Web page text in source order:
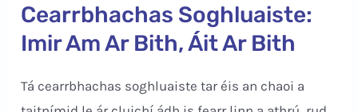
Cearrbhachas Soghluaiste:
Imir Am Ar Bith, Áit Ar Bith
Tá cearrbhachas soghluaiste tar éis an chaoi a